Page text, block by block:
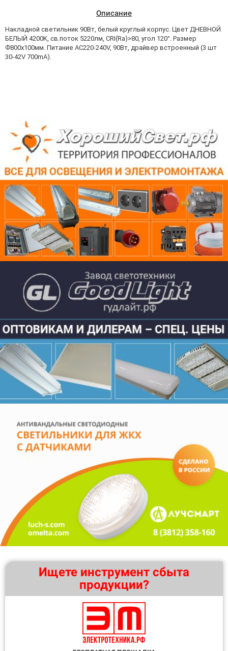
Описание
Накладной светильник 90Вт, белый круглый корпус. Цвет ДНЕВНОЙ
БЕЛЫЙ 4200K, св.поток 5220лм, CRI(Ra)>80, угол 120°. Размер
Ф800x100мм. Питание AC220-240V, 90Вт, драйвер встроенный (3 шт
30-42V 700mA).
Ищете инструмент сбыта
продукции?